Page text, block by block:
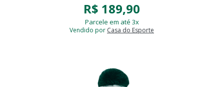
R$ 189,90
Parcele em até 3x
Vendido por Casa do Esporte